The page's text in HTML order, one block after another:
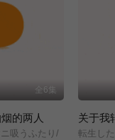
全6集
的两人
吸うふたり/